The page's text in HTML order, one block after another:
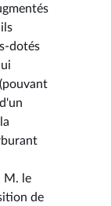
dotés
M. le
de